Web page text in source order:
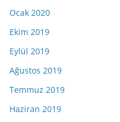
Ocak 2020
Ekim 2019
Eylül 2019
Ağustos 2019
Temmuz 2019
Haziran 2019